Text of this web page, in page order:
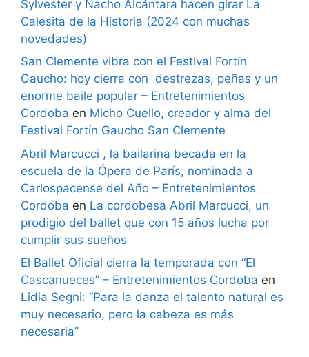
Sylvester y Nacho Alcántara hacen girar La
Calesita de la Historia (2024 con muchas
novedades)
San Clemente vibra con el Festival Fortín
Gaucho: hoy cierra con destrezas, peñas y un
enorme baile popular – Entretenimientos
Cordoba en Micho Cuello, creador y alma del
Festival Fortín Gaucho San Clemente
Abril Marcucci , la bailarina becada en la
escuela de la Ópera de París, nominada a
Carlospacense del Año – Entretenimientos
Cordoba en La cordobesa Abril Marcucci, un
prodigio del ballet que con 15 años lucha por
cumplir sus sueños
El Ballet Oficial cierra la temporada con “El
Cascanueces” – Entretenimientos Cordoba en
Lidia Segni: “Para la danza el talento natural es
muy necesario, pero la cabeza es más
necesaria”